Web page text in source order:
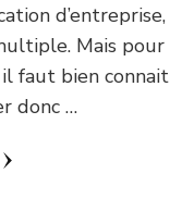
Mais
faut bien
donc …